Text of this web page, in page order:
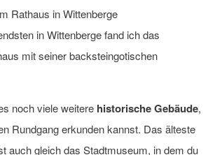
in Wittenberge fand ich das
mit seiner backsteingotischen
noch viele weitere historische Gebäude,
Rundgang erkunden kannst. Das älteste
auch gleich das Stadtmuseum, in dem du